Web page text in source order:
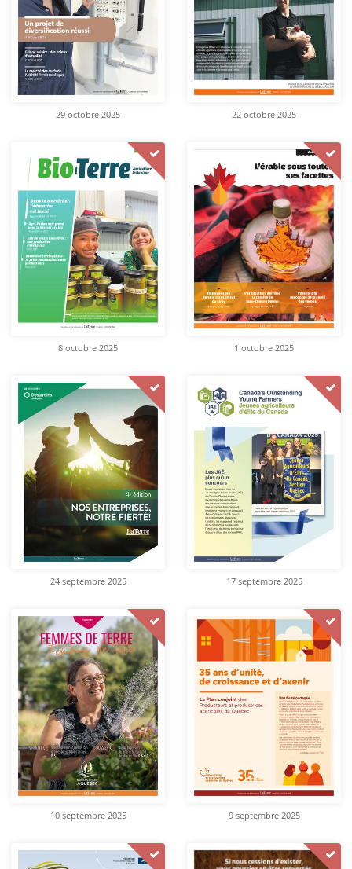
29 octobre 2025 22 octobre 2025
8 octobre 2025 1 octobre 2025
24 septembre 2025 17 septembre 2025
10 septembre 2025 9 septembre 2025